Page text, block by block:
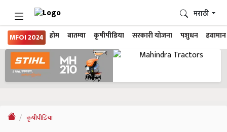
MFOI 2024 होम बातम्या कृषीपीडिया सरकारी योजना पशुधन हवामान
मराठी
कृषीपीडिया